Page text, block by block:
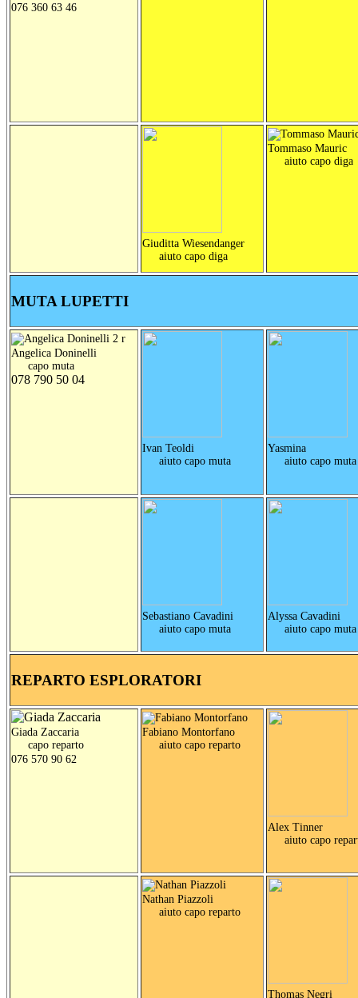
076 360 63 46
Giuditta Wiesendanger
aiuto capo diga
Tommaso Mauric
aiuto capo diga
MUTA LUPETTI
Angelica Doninelli
capo muta
078 790 50 04
Ivan Teoldi
aiuto capo muta
Yasmina
aiuto capo muta
Sebastiano Cavadini
aiuto capo muta
Alyssa Cavadini
aiuto capo muta
REPARTO ESPLORATORI
Giada Zaccaria
capo reparto
076 570 90 62
Fabiano Montorfano
aiuto capo reparto
Alex Tinner
aiuto capo
Nathan Piazzoli
aiuto capo reparto
Thomas Negri